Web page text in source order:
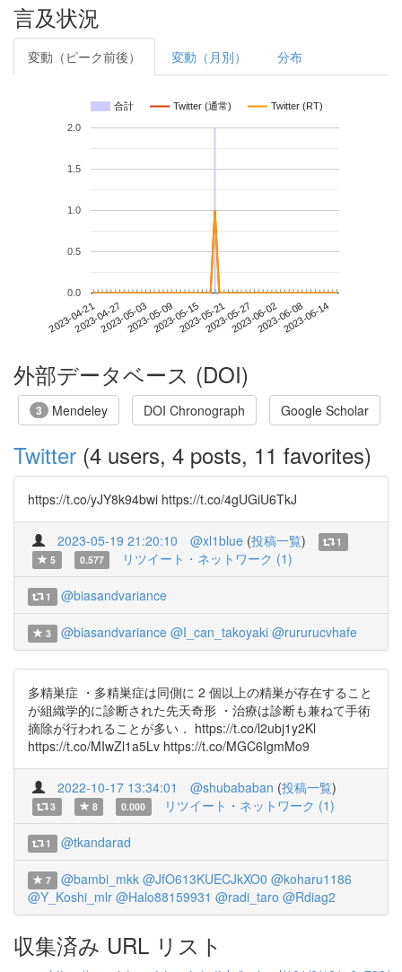
言及状況
変動（ピーク前後） 変動（月別） 分布
合計 Twitter (通常) Twitter (RT)
2023-04-212023-04-272023-05-032023-05-092023-05-152023-05-212023-05-272023-06-022023-06-082023-06-14
0.0
0.5
1.0
1.5
2.0
外部データベース (DOI)
3 Mendeley DOI Chronograph Google Scholar
Twitter (4 users, 4 posts, 11 favorites)
https://t.co/yJY8k94bwi https://t.co/4gUGiU6TkJ
2023-05-19 21:20:10 @xl1blue (投稿一覧)
1
5
0.577 リツイート・ネットワーク (1)
1 @biasandvariance
3 @biasandvariance @I_can_takoyaki @rururucvhafe
多精巣症 ・多精巣症は同側に 2 個以上の精巣が存在すること
が組織学的に診断された先天奇形 ・治療は診断も兼ねて手術
摘除が行われることが多い． https://t.co/l2ubj1y2Kl
https://t.co/MIwZl1a5Lv https://t.co/MGC6IgmMo9
2022-10-17 13:34:01 @shubababan (投稿一覧)
3 8 0.000 リツイート・ネットワーク (1)
1 @tkandarad
7 @bambi_mkk @JfO613KUECJkXO0 @koharu1186
@Y_Koshi_mlr @Halo88159931 @radi_taro @Rdiag2
収集済み URL リスト